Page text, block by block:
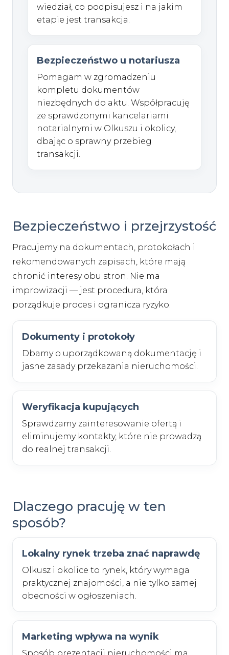
wiedział, co podpisujesz i na jakim
etapie jest transakcja.
Bezpieczeństwo u notariusza
Pomagam w zgromadzeniu
kompletu dokumentów
niezbędnych do aktu. Współpracuję
ze sprawdzonymi kancelariami
notarialnymi w Olkuszu i okolicy,
dbając o sprawny przebieg
transakcji.
Bezpieczeństwo i przejrzystość
Pracujemy na dokumentach, protokołach i
rekomendowanych zapisach, które mają
chronić interesy obu stron. Nie ma
improwizacji — jest procedura, która
porządkuje proces i ogranicza ryzyko.
Dokumenty i protokoły
Dbamy o uporządkowaną dokumentację i
jasne zasady przekazania nieruchomości.
Weryfikacja kupujących
Sprawdzamy zainteresowanie ofertą i
eliminujemy kontakty, które nie prowadzą
do realnej transakcji.
Dlaczego pracuję w ten
sposób?
Lokalny rynek trzeba znać naprawdę
Olkusz i okolice to rynek, który wymaga
praktycznej znajomości, a nie tylko samej
obecności w ogłoszeniach.
Marketing wpływa na wynik